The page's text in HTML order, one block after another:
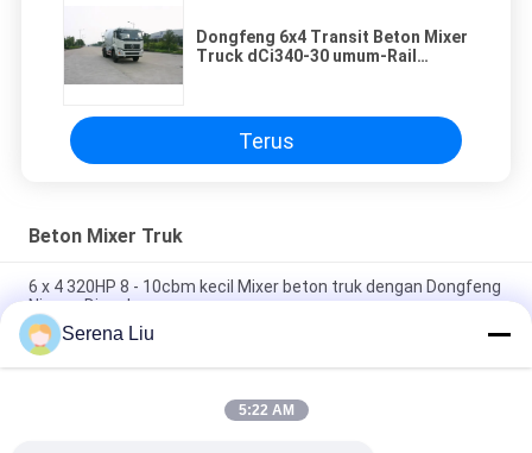
Dongfeng 6x4 Transit Beton Mixer
Truck dCi340-30 umum-Rail
Terus
Beton Mixer Truk
6 x 4 320HP 8 - 10cbm kecil Mixer beton truk dengan Dongfeng
Nissan Diesel
6 x 4 Mixer beton truk 8CBM 9CBM 10CBM kapasitas (336HP)
Sino truk-HOWO
Dongfeng 6 x 4 340HP 8-10m 3 Transit Mobile Concrete Mixer
Serena Liu
5:22 AM